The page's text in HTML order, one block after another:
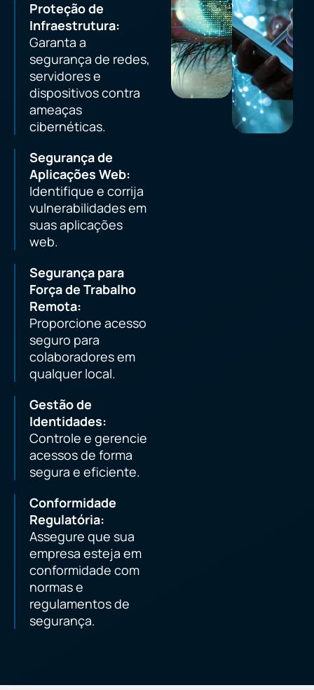
Proteção de
Infraestrutura:
Garanta a
segurança de redes,
servidores e
dispositivos contra
ameaças
cibernéticas.
Segurança de
Aplicações Web:
Identifique e corrija
vulnerabilidades em
suas aplicações
web.
Segurança para
Força de Trabalho
Remota:
Proporcione acesso
seguro para
colaboradores em
qualquer local.
Gestão de
Identidades:
Controle e gerencie
acessos de forma
segura e eficiente.
Conformidade
Regulatória:
Assegure que sua
empresa esteja em
conformidade com
normas e
regulamentos de
segurança.